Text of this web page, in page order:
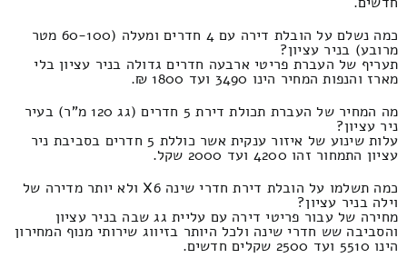
כמה נשלם על הובלת דירה עם 4 חדרים ומעלה (60-100 מטר
מרובע) בניר עציון?
תעריף של העברת פריטי ארבעה חדרים גדולה בניר עציון בלי
מארז והנפות המחיר הינו 3490 ועד 1800 ₪.
מה המחיר של העברת תכולת דירת 5 חדרים (גג 120 מ"ר) בעיר
ניר עציון?
עלות שינוע של איזור ענקית אשר כוללת 5 חדרים בסביבת ניר
עציון התמחור זהו 4200 ועד 2000 שקל.
כמה תשלמו על הובלת דירת חדרי שינה X6 ולא יותר מדירה של
וילה בניר עציון?
מחירה של עבור פריטי דירה עם עליית גג שבה בניר עציון
והסביבה שש חדרי שינה ולכל היותר בזיווג שירותי מנוף המחירון
הינו 5510 ועד 2500 שקלים חדשים.